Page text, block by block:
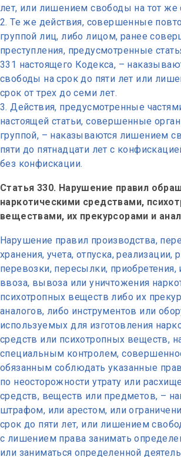
лет, или лишением свободы на тот же
Те же действия, совершенные
группой лиц, либо лицом, ранее
преступления, предусмотренные
331 настоящего Кодекса, –
свободы на срок до пяти лет или
срок от трех до семи лет.
Действия, предусмотренные
настоящей статьи, совершенные
группой, – наказываются лишением
пяти до пятнадцати лет с
без конфискации.
Статья 330. Нарушение правил
наркотическими средствами,
веществами, их прекурсорами и
Нарушение правил производства,
хранения, учета, отпуска, реализации,
перевозки, пересылки, приобретения,
ввоза, вывоза или уничтожения
психотропных веществ либо их
аналогов, либо инструментов или
используемых для изготовления
средств или психотропных веществ,
специальным контролем,
обязанным соблюдать указанные
по неосторожности утрату или
средств, веществ или предметов, –
штрафом, или арестом, или
срок до пяти лет, или лишением
с лишением права занимать
или заниматься определенной